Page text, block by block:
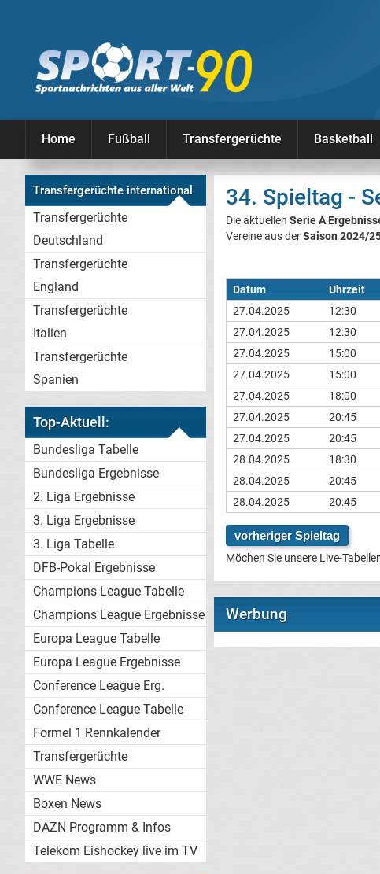
Home Fußball Transfergerüchte Basketball
Transfergerüchte international
Transfergerüchte
Deutschland
Transfergerüchte
England
Transfergerüchte
Italien
Transfergerüchte
Spanien
Top-Aktuell:
Bundesliga Tabelle
Bundesliga Ergebnisse
2. Liga Ergebnisse
3. Liga Ergebnisse
3. Liga Tabelle
DFB-Pokal Ergebnisse
Champions League Tabelle
Champions League Ergebnisse
Europa League Tabelle
Europa League Ergebnisse
Conference League Erg.
Conference League Tabelle
Formel 1 Rennkalender
Transfergerüchte
WWE News
Boxen News
DAZN Programm & Infos
Telekom Eishockey live im TV
34. Spieltag -
Die aktuellen Serie A
Vereine aus derSaison 2024/
Datum Uhrzeit
27.04.2025
12:30
27.04.2025
12:30
27.04.2025
15:00
27.04.2025
15:00
27.04.2025
18:00
27.04.2025
20:45
27.04.2025
20:45
28.04.2025
18:30
28.04.2025
20:45
28.04.2025
20:45
vorheriger Spieltag
Möchen Sie unsere Live-
Werbung